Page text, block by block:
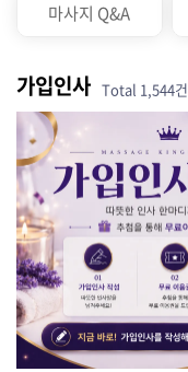
마사지 Q&A
가입인사 Total 1,544건